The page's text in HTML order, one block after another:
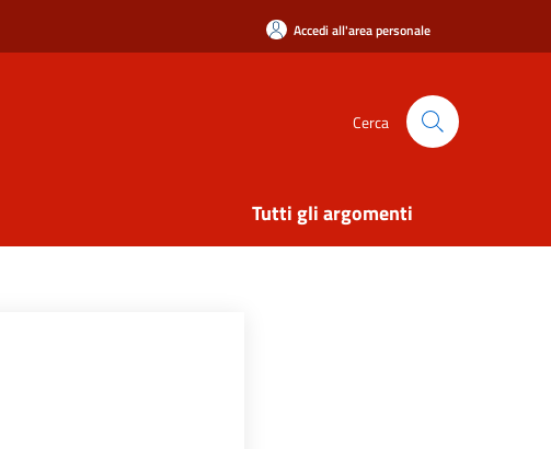
Accedi all'area personale
Cerca
Tutti gli argomenti